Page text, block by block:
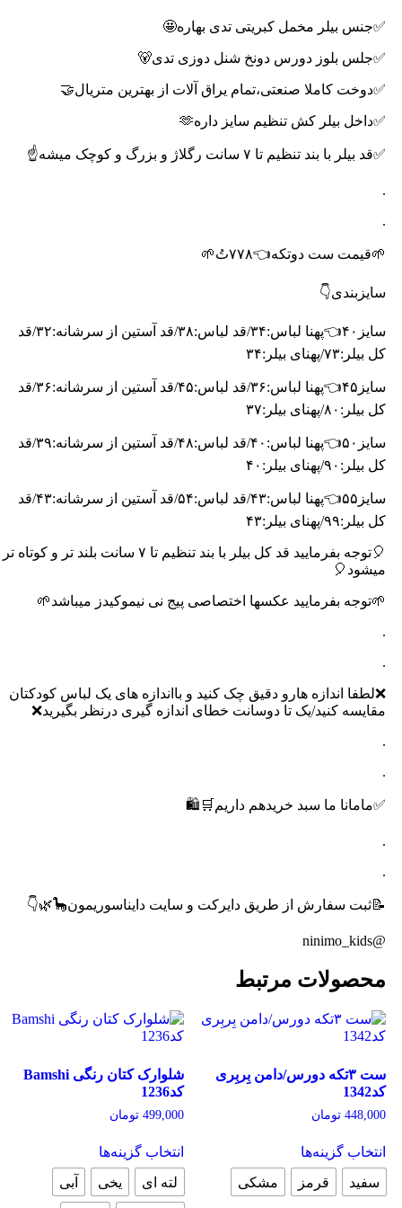
✅جنس بیلر مخمل کبریتی تدی بهاره🤩
✅جلس بلوز دورس دونخ شنل دوزی تدی🐻
✅دوخت کاملا صنعتی،تمام یراق آلات از بهترین متریال🤝
✅داخل بیلر کش تنظیم سایز داره🫶
✅قد بیلر با بند تنظیم تا ۷ سانت رگلاژ و بزرگ و کوچک میشه☝️
🌱قیمت ست دوتکه👈۷۷۸تُ🌱
سایزبندی👇
سایز۴۰👈پهنا لباس:۳۴/قد لباس:۳۸/قد آستین از سرشانه:۳۲/قد
کل بیلر:۷۳/پهنای بیلر:۳۴
سایز۴۵👈پهنا لباس:۳۶/قد لباس:۴۵/قد آستین از سرشانه:۳۶/قد
کل بیلر:۸۰/پهنای بیلر:۳۷
سایز۵۰👈پهنا لباس:۴۰/قد لباس:۴۸/قد آستین از سرشانه:۳۹/قد
کل بیلر:۹۰/پهنای بیلر:۴۰
سایز۵۵👈پهنا لباس:۴۳/قد لباس:۵۴/قد آستین از سرشانه:۴۳/قد
کل بیلر:۹۹/پهنای بیلر:۴۳
🎈توجه بفرمایید قد کل بیلر با بند تنظیم تا ۷ سانت بلند تر و کوتاه تر
میشود🎈
🌱توجه بفرمایید عکسها اختصاصی پیج نی نیموکیدز میباشد🌱
❌لطفا اندازه هارو دقیق چک کنید و بااندازه های یک لباس کودکتان
مقایسه کنید/یک تا دوسانت خطای اندازه گیری درنظر بگیرید❌
✅مامانا ما سبد خریدهم داریم🛒🛍️
📝ثبت سفارش از طریق دایرکت و سایت دایناسوریمون🦕🌿👇
@ninimo_kids
محصولات مرتبط
ست ۳تکه دورس/دامن بِربِری
کد1342
448,000 تومان
انتخاب گزینه‌هامحصول
دارای
انواع
سفید قرمز مشکی
شلوارک کتان رنگی Bamshi
کد1236
499,000 تومان
انتخاب گزینه‌هامحصول
دارای
انواع
مختلفی
لته ای یخی آبی